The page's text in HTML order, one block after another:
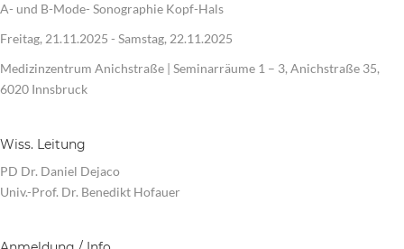
A- und B-Mode- Sonographie Kopf-Hals
Freitag, 21.11.2025 - Samstag, 22.11.2025
Medizinzentrum Anichstraße | Seminarräume 1 – 3, Anichstraße 35,
6020 Innsbruck
Wiss. Leitung
PD Dr. Daniel Dejaco
Univ.-Prof. Dr. Benedikt Hofauer